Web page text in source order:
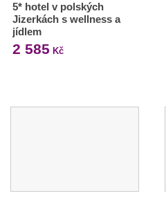
5* hotel v polských
Jizerkách s wellness a
jídlem
2 585 Kč